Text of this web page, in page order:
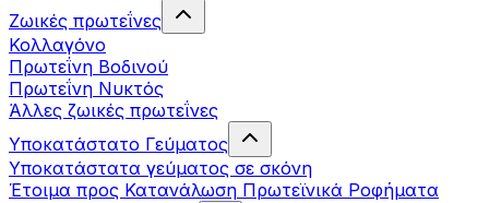
Ζωικές πρωτεΐνες
Κολλαγόνο
Πρωτεΐνη Βοδινού
Πρωτεΐνη Νυκτός
Άλλες ζωικές πρωτεΐνες
Υποκατάστατο Γεύματος
Υποκατάστατα γεύματος σε σκόνη
Έτοιμα προς Κατανάλωση Πρωτεϊνικά Ροφήματα